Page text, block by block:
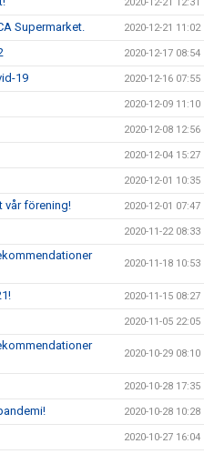
Supermarket. 2020-12-21 11:02
2020-12-17 08:54
19 2020-12-16 07:55
2020-12-09 11:10
2020-12-08 12:56
2020-12-04 15:27
2020-12-01 10:35
vår förening! 2020-12-01 07:47
2020-11-22 08:33
2020-11-18 10:53
2020-11-15 08:27
2020-11-05 22:05
2020-10-29 08:10
2020-10-28 17:35
2020-10-28 10:28
2020-10-27 16:04